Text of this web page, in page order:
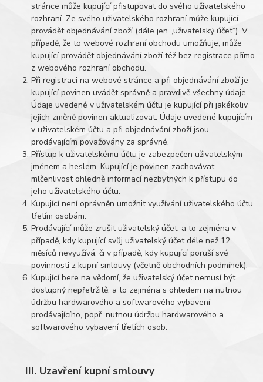
stránce může kupující přistupovat do svého uživatelského
rozhraní. Ze svého uživatelského rozhraní může kupující
provádět objednávání zboží (dále jen „uživatelský účet“). V
případě, že to webové rozhraní obchodu umožňuje, může
kupující provádět objednávání zboží též bez registrace přímo
z webového rozhraní obchodu.
Při registraci na webové stránce a při objednávání zboží je
kupující povinen uvádět správně a pravdivě všechny údaje.
Údaje uvedené v uživatelském účtu je kupující při jakékoliv
jejich změně povinen aktualizovat. Údaje uvedené kupujícím
v uživatelském účtu a při objednávání zboží jsou
prodávajícím považovány za správné.
Přístup k uživatelskému účtu je zabezpečen uživatelským
jménem a heslem. Kupující je povinen zachovávat
mlčenlivost ohledně informací nezbytných k přístupu do
jeho uživatelského účtu.
Kupující není oprávněn umožnit využívání uživatelského účtu
třetím osobám.
Prodávající může zrušit uživatelský účet, a to zejména v
případě, kdy kupující svůj uživatelský účet déle než 12
měsíců nevyužívá, či v případě, kdy kupující poruší své
povinnosti z kupní smlouvy (včetně obchodních podmínek).
Kupující bere na vědomí, že uživatelský účet nemusí být
dostupný nepřetržitě, a to zejména s ohledem na nutnou
údržbu hardwarového a softwarového vybavení
prodávajícího, popř. nutnou údržbu hardwarového a
softwarového vybavení třetích osob.
III. Uzavření kupní smlouvy